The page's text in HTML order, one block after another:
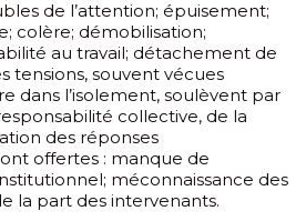
de l’attention; épuisement;
colère; démobilisation;
au travail; détachement de
tensions, souvent vécues
dans l’isolement, soulèvent par
collective, de la
des réponses
offertes : manque de
méconnaissance des
la part des intervenants.